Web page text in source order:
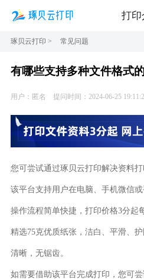
琢贝云打印 > 常见问题
有哪些支持多种文件格式
用户：匿名 提问时间：2024-06-25
您可尝试通过琢贝云打印解决资料打
该平台支持用户在电脑、手机微信
操作流程简单快捷，打印价格3分起
精选75克优质纸张，洁白、平滑、
清晰，无锯齿。
如需要借助该平台完成打印，您可
打印